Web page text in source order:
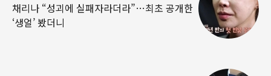
채리나 “성괴에 실패자라더라”…최초 공개한
‘생얼’ 봤더니